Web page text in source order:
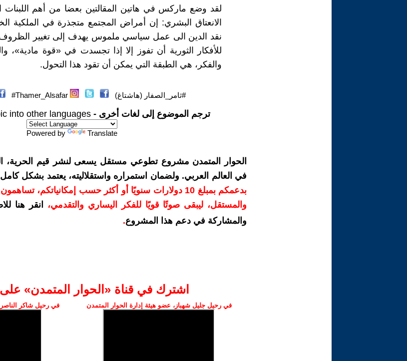
لقد وضع ماركس في هاتين المقالتين بعضا من أهم اللبنات
الانعتاق البشري: إن أمراض المجتمع متجذرة في الملكية
نقد الدين الى عمل سياسي ملموس يهدف إلى تغيير الظروف
للأفكار الثورية أن تفوز إلا إذا تجسدت في «قوة مادية»،
والفكر، هي الطبقة التي يمكن أن تقود هذا التحول.
#ثامر_الصفار (هاشتاغ) Thamer_Alsafar#
ترجم الموضوع إلى لغات أخرى - into other languages
Powered by Translate
الحوار المتمدن مشروع تطوعي مستقل يسعى لنشر قيم الحرية،
في العالم العربي. ولضمان استمراره واستقلاليته، يعتمد بشكل
بدعمكم بمبلغ 10 دولارات سنويًا أو أكثر حسب إمكانياتكم،
والمستقل، ليبقى صوتًا قويًا للفكر اليساري والتقدمي،
انقر هنا
والمشاركة في دعم هذا المشروع.
اشترك في قناة ‫«الحوار المتمدن» على
في رحيل جليل شهباز، عضو هيئة إدارة الحوار المتمدن في رحيل شاكر